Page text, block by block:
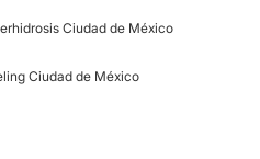
Ciudad de México
Ciudad de México